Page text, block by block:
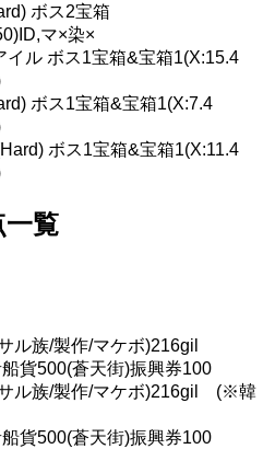
ボス2宝箱
マ×染×
ル ボス1宝箱&宝箱1(X:15.4
ボス1宝箱&宝箱1(X:7.4
ボス1宝箱&宝箱1(X:11.4
覧
ル族/製作/マケボ)216gil
貨500(蒼天街)振興券100
ル族/製作/マケボ)216gil (※韓
貨500(蒼天街)振興券100